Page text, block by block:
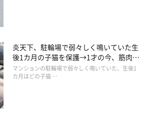
炎天下、駐輪場で弱々しく鳴いていた生
後1カ月の子猫を保護→1才の今、筋肉質
でツンデレなコに成長
マンションの駐輪場で弱々しく鳴いていた、生後1
カ月ほどの子猫 …